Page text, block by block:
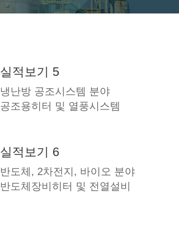
실적보기 5
냉난방 공조시스템 분야
공조용히터 및 열풍시스템
실적보기 6
반도체, 2차전지, 바이오 분야
반도체장비히터 및 전열설비